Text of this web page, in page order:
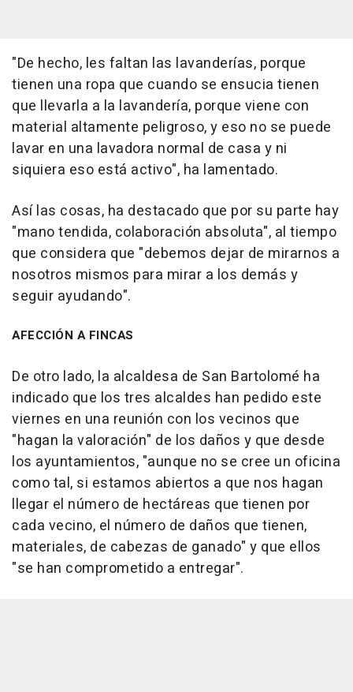
"De hecho, les faltan las lavanderías, porque
tienen una ropa que cuando se ensucia tienen
que llevarla a la lavandería, porque viene con
material altamente peligroso, y eso no se puede
lavar en una lavadora normal de casa y ni
siquiera eso está activo", ha lamentado.
Así las cosas, ha destacado que por su parte hay
"mano tendida, colaboración absoluta", al tiempo
que considera que "debemos dejar de mirarnos a
nosotros mismos para mirar a los demás y
seguir ayudando".
AFECCIÓN A FINCAS
De otro lado, la alcaldesa de San Bartolomé ha
indicado que los tres alcaldes han pedido este
viernes en una reunión con los vecinos que
"hagan la valoración" de los daños y que desde
los ayuntamientos, "aunque no se cree un oficina
como tal, si estamos abiertos a que nos hagan
llegar el número de hectáreas que tienen por
cada vecino, el número de daños que tienen,
materiales, de cabezas de ganado" y que ellos
"se han comprometido a entregar".